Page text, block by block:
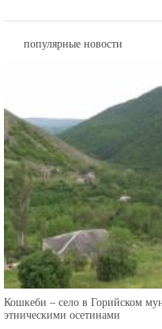
популярные новости
Кошкеби – село в Горийском
этническими осетинами